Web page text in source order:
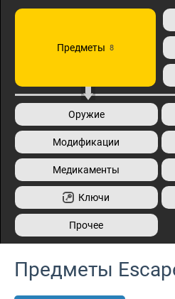
Предметы 8
Оружие
Модификации
Медикаменты
Ключи
Прочее
Предметы